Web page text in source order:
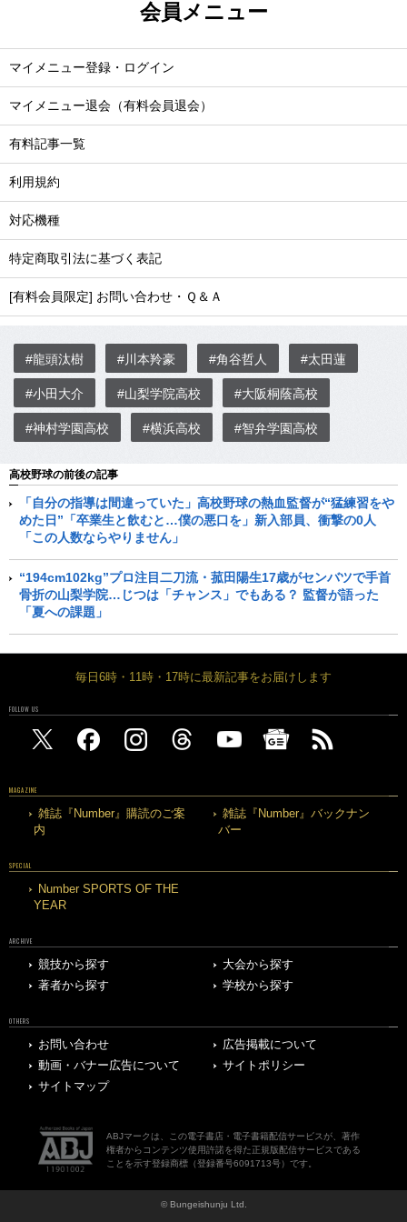
会員メニュー
マイメニュー登録・ログイン
マイメニュー退会（有料会員退会）
有料記事一覧
利用規約
対応機種
特定商取引法に基づく表記
[有料会員限定] お問い合わせ・Ｑ＆Ａ
#龍頭汰樹 #川本羚豪 #角谷哲人 #太田蓮
#小田大介 #山梨学院高校 #大阪桐蔭高校
#神村学園高校 #横浜高校 #智弁学園高校
高校野球の前後の記事
「自分の指導は間違っていた」高校野球の熱血監督が“猛練習をや
めた日”「卒業生と飲むと…僕の悪口を」新入部員、衝撃の0人
「この人数ならやりません」
“194cm102kg”プロ注目二刀流・菰田陽生17歳がセンバツで手首
骨折の山梨学院…じつは「チャンス」でもある？ 監督が語った
「夏への課題」
毎日6時・11時・17時に最新記事をお届けします
FOLLOW US
MAGAZINE
雑誌『Number』購読のご案
内
雑誌『Number』バックナン
バー
SPECIAL
Number SPORTS OF THE
YEAR
ARCHIVE
競技から探す
大会から探す
著者から探す
学校から探す
OTHERS
お問い合わせ
広告掲載について
動画・バナー広告について
サイトポリシー
サイトマップ
ABJマークは、この電子書店・電子書籍配信サービスが、著作
権者からコンテンツ使用許諾を得た正規版配信サービスである
ことを示す登録商標（登録番号6091713号）です。
© Bungeishunju Ltd.